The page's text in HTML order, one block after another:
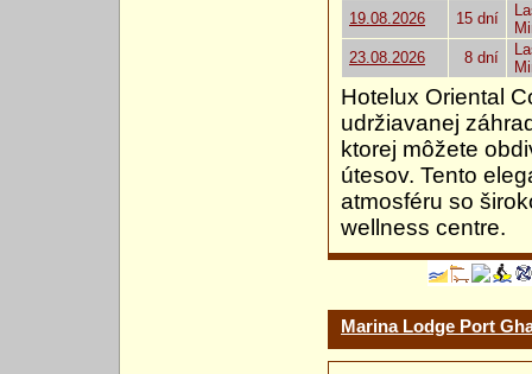
19.08.2026
15 dní
23.08.2026
8 dní
Hotelux Oriental
udržiavanej
ktorej môžete
útesov. Tento
atmosféru so
wellness centre.
Marina Lodge Port